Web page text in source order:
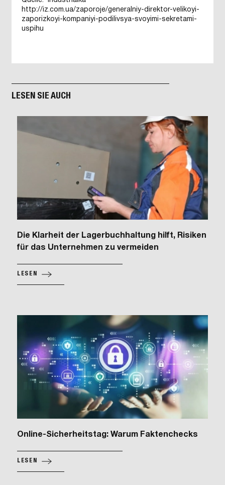
http://iz.com.ua/zaporoje/generalniy-direktor-velikoyi-
zaporizkoyi-kompaniyi-podilivsya-svoyimi-sekretami-
uspihu
LESEN SIE AUCH
Die Klarheit der Lagerbuchhaltung hilft, Risiken
für das Unternehmen zu vermeiden
LESEN
Online-Sicherheitstag: Warum Faktenchecks
LESEN